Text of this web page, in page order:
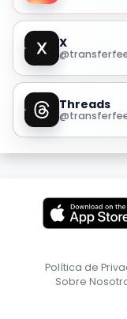
X
Threads
Política de
Sobre